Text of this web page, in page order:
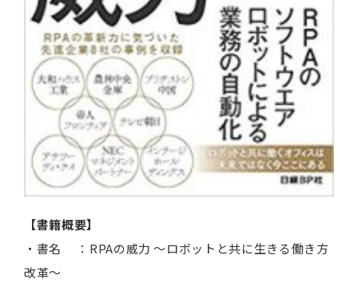
【書籍概要】
・書名 ：RPAの威力 ～ロボットと共に生きる働き方
改革～